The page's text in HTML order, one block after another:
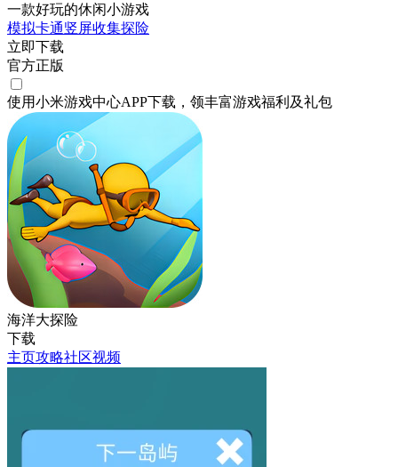
一款好玩的休闲小游戏
模拟卡通竖屏收集探险
立即下载
官方正版
使用小米游戏中心APP下载 ，领丰富游戏福利 及礼包
海洋大探险
下载
主页攻略社区视频